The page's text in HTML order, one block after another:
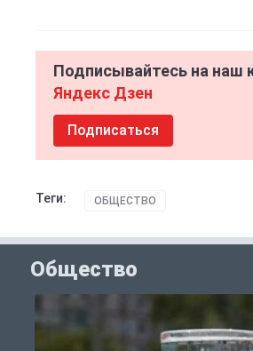
Подписывайтесь на наш
Яндекс Дзен
Подписаться
Теги: ОБЩЕСТВО
Общество